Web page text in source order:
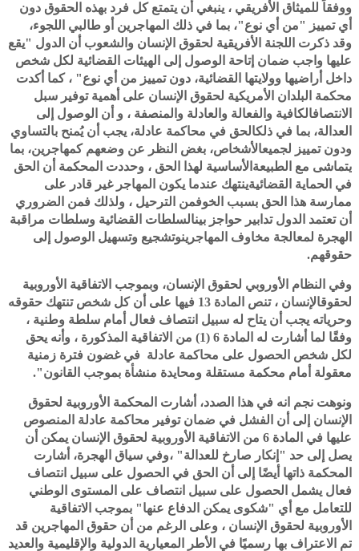
ووفقاً للميثاق الأفريقي ، ينبغي أن يتمتع كل فرد بهذه الحقوق دون
أي تمييز "من أي نوع"، بما في ذلك المهاجرين أو طالبي اللجوء،
وقد ذكرت اللجنة الأفريقية لحقوق الإنسان والشعوب أن الدول "يقع
عليها واجب ضمان إتاحة الوصول إلى الهيئات القضائية لكل شخص
داخل أراضيها وولايتها القضائية، دون تمييز من أي نوع" ، كما أكدت
محكمة البلدان الأمريكية لحقوق الإنسان على أهمية توفير سبل
الانتصافالكافية والفعالة والعادلة والمنصفة ، و أن الوصول إلى
العدالة، بما في ذلكالحق في محاكمة عادلة، يجب أن يُمنح بالتساوي
ودون تمييز لجميعالأشخاص، بغض النظر عن وضعهم كمهاجرين، بما
يتماشى مع الطبيعةالأساسية لهذا الحق ، وحددت المحكمة أن الحق
في الحماية القضائيةينتهك عندما يكون المهاجر غير قادر على
ممارسة هذا الحق بسبب الخوفمن الترحيل ، ولذلك فمن الضروري
أن تعتمد الدول تدابير حواجز بينالسلطات القضائية وسلطات مراقبة
الهجرة لمعالجة مخاوف المهاجرينوتشجيع وتسهيل الوصول إلى
حقوقهم.
وفي النظام الأوروبي لحقوق الإنسان، وبموجب الاتفاقية الأوروبية
لحقوقالإنسان ، تنص المادة 13 فيها على أن كل شخص تنتهك حقوقه
وحرياته يجب أن يتاح له سبيل انتصاف فعال أمام سلطة وطنية ،
وفقًا لما أشارت له المادة 6 (1) من الاتفاقية المذكورة ، وأنه يحق
لكل شخص الحصول على محاكمة عادلة في غضون فترة زمنية
معقولة أمام محكمة مستقلة ومحايدة منشأة بموجب القانون".
ونوهت نجم انه في هذا الصدد، أشارت المحكمة الأوروبية لحقوق
الإنسان إلى أن الفشل في ضمان توفير محاكمة عادلة المنصوص
عليها في المادة 6 من الاتفاقية الأوروبية لحقوق الإنسان يمكن أن
يصل إلى حد "إنكار صارخ للعدالة" ،وفي سياق الهجرة، أشارت
المحكمة ذاتها أيضًا إلى أن الحق في الحصول على سبيل انتصاف
فعال يشمل الحصول على سبيل انتصاف على المستوى الوطني
للتعامل مع أي "شكوى يمكن الدفاع عنها" بموجب الاتفاقية
الأوروبية لحقوق الإنسان ، وعلى الرغم من أن حقوق المهاجرين قد
تم الاعتراف بها رسميًا في الأطر المعيارية الدولية والإقليمية والعديد